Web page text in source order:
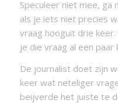
Speculeer niet mee, ga
als je iets niet precies
vraag hooguit drie keer.
je die vraag al een paar
De journalist doet zijn
keer wat neteliger
beijverde het juiste te